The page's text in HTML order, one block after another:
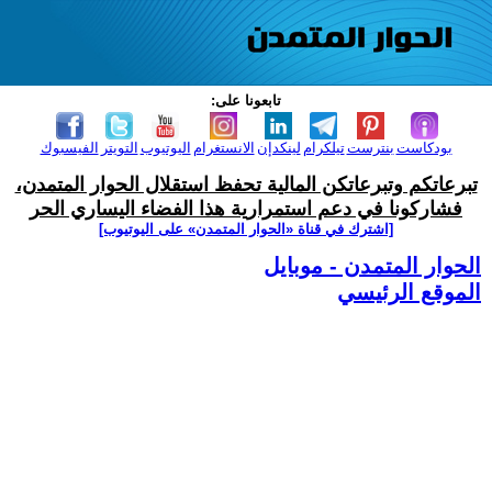
تابعونا على:
الفيسبوك التويتر اليوتيوب الانستغرام لينكدإن تيلكرامبنترست بودكاست
تبرعاتكم وتبرعاتكن المالية تحفظ استقلال الحوار المتمدن،
فشاركونا في دعم استمرارية هذا الفضاء اليساري الحر
[اشترك في قناة ‫«الحوار المتمدن» على اليوتيوب]
الحوار المتمدن - موبايل
الموقع الرئيسي